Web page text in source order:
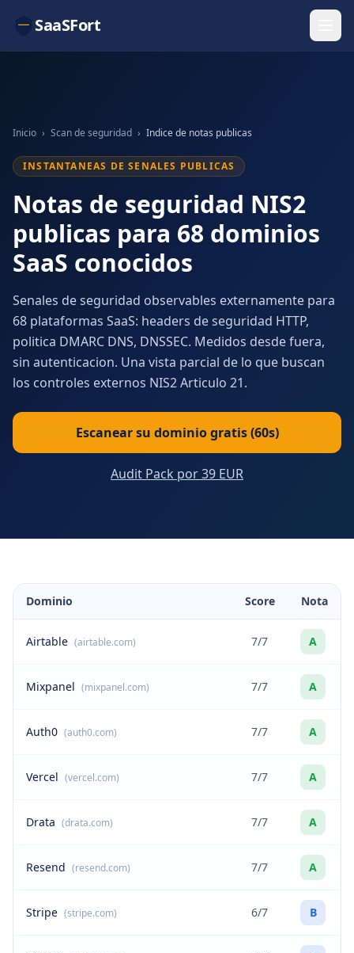
SaaSFort
Inicio › Scan de seguridad › Indice de notas publicas
INSTANTANEAS DE SENALES PUBLICAS
Notas de seguridad NIS2
publicas para 68 dominios
SaaS conocidos
Senales de seguridad observables externamente para
68 plataformas SaaS: headers de seguridad HTTP,
politica DMARC DNS, DNSSEC. Medidos desde fuera,
sin autenticacion. Una vista parcial de lo que buscan
los controles externos NIS2 Articulo 21.
Escanear su dominio gratis (60s)
Audit Pack por 39 EUR
Dominio Score Nota
Airtable (airtable.com) 7/7 A
Mixpanel (mixpanel.com) 7/7 A
Auth0 (auth0.com) 7/7 A
Vercel (vercel.com) 7/7 A
Drata (drata.com) 7/7 A
Resend (resend.com) 7/7 A
Stripe (stripe.com) 6/7 B